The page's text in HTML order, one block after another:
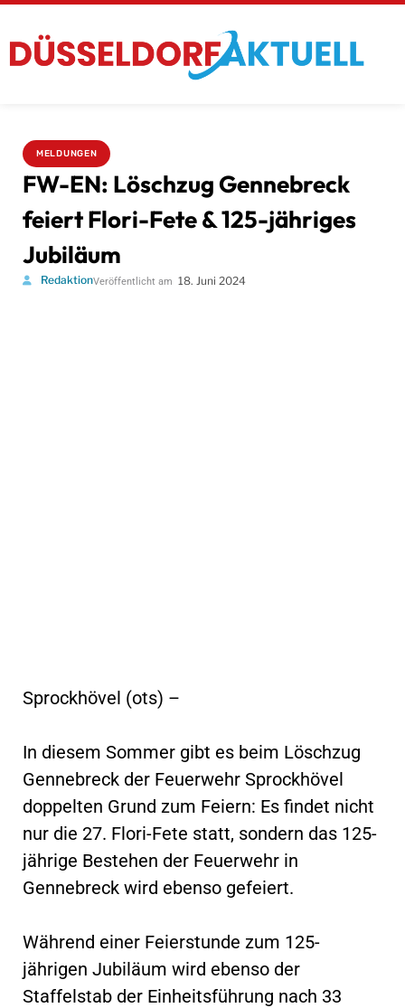
MELDUNGEN
FW-EN: Löschzug Gennebreck
feiert Flori-Fete & 125-jähriges
Jubiläum
RedaktionVeröffentlicht am 18. Juni 2024
Sprockhövel (ots) –
In diesem Sommer gibt es beim Löschzug
Gennebreck der Feuerwehr Sprockhövel
doppelten Grund zum Feiern: Es findet nicht
nur die 27. Flori-Fete statt, sondern das 125-
jährige Bestehen der Feuerwehr in
Gennebreck wird ebenso gefeiert.
Während einer Feierstunde zum 125-
jährigen Jubiläum wird ebenso der
Staffelstab der Einheitsführung nach 33